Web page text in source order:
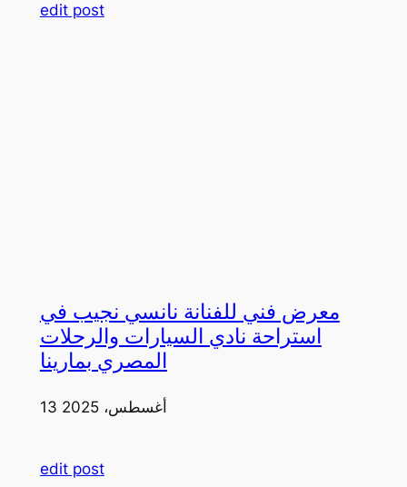
edit post
معرض فني للفنانة نانسي نجيب في
استراحة نادي السيارات والرحلات
المصري بمارينا
13 أغسطس، 2025
edit post